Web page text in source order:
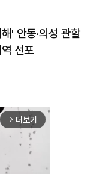
' 안동·의성 관할
선포
arrow_forward_ios 더보기